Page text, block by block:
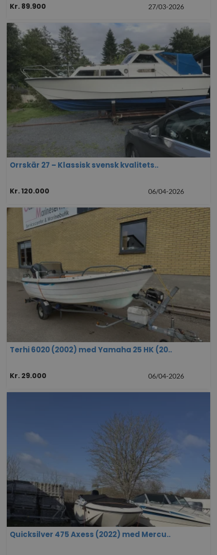
Kr. 89.900 27/03-2026
Orrskär 27 – Klassisk svensk kvalitets..
Kr. 120.000 06/04-2026
Terhi 6020 (2002) med Yamaha 25 HK (20..
Kr. 29.000 06/04-2026
Quicksilver 475 Axess (2022) med Mercu..